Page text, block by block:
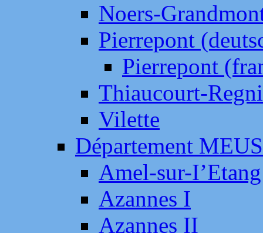
Noers-
Pierrepont
Pierrepont
Thiaucourt-
Vilette
Département
Amel-sur-
Azannes I
Azannes II